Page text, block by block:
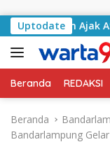
Uptodate
Ajak ASN
Beranda REDAKSI
Beranda
Bandarlampung